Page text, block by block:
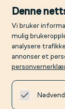
Denne
Vi bruker
mulig
analysere
annonser et